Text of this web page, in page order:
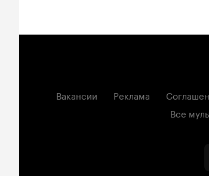
Вакансии Реклама
Все